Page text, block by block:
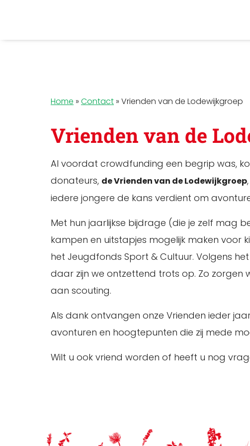
Home » Contact » Vrienden van de Lodewijkgroep
Vrienden van de
Al voordat crowdfunding een begrip was,
donateurs, de Vrienden van de Lodewijkgroep
iedere jongere de kans verdient om
Met hun jaarlijkse bijdrage (die je zelf mag
kampen en uitstapjes mogelijk maken voor
het Jeugdfonds Sport & Cultuur. Volgens
daar zijn we ontzettend trots op. Zo
aan scouting.
Als dank ontvangen onze Vrienden ieder
avonturen en hoogtepunten die zij mede
Wilt u ook vriend worden of heeft u nog